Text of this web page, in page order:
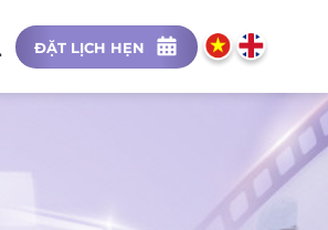
ĐẶT LỊCH HẸN